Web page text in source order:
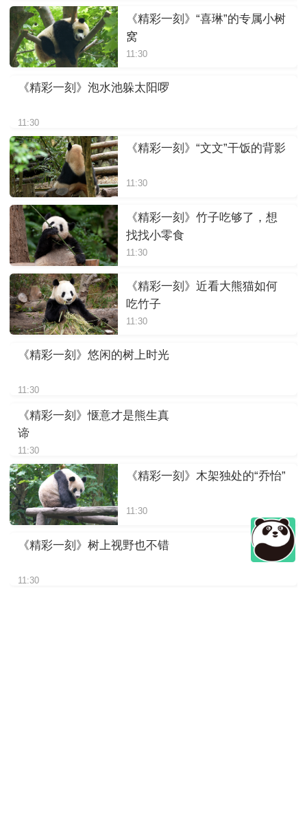
《精彩一刻》“喜琳”的专属小树
窝
11:30
《精彩一刻》泡水池躲太阳啰
11:30
《精彩一刻》“文文”干饭的背影
11:30
《精彩一刻》竹子吃够了，想
找找小零食
11:30
《精彩一刻》近看大熊猫如何
吃竹子
11:30
《精彩一刻》悠闲的树上时光
11:30
《精彩一刻》惬意才是熊生真
谛
11:30
《精彩一刻》木架独处的“乔怡”
11:30
《精彩一刻》树上视野也不错
11:30